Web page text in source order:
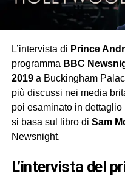
L’intervista di Prince
programma BBC
2019a Buckingham
più discussi nei media
poi esaminato in dettaglio
si basa sul libro di Sam
Newsnight.
l’intervista del